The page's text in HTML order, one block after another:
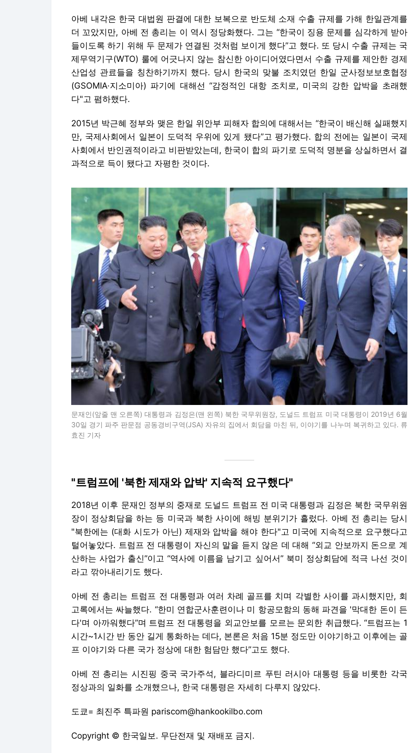
아베 내각은 한국 대법원 판결에 대한 보복으로 반도체 소재 수출 규제를 가해 한일관계를
더 꼬았지만, 아베 전 총리는 이 역시 정당화했다. 그는 “한국이 징용 문제를 심각하게 받아
들이도록 하기 위해 두 문제가 연결된 것처럼 보이게 했다”고 했다. 또 당시 수출 규제는 국
제무역기구(WTO) 룰에 어긋나지 않는 참신한 아이디어였다면서 수출 규제를 제안한 경제
산업성 관료들을 칭찬하기까지 했다. 당시 한국의 맞불 조치였던 한일 군사정보보호협정
(GSOMIA·지소미아) 파기에 대해선 “감정적인 대항 조치로, 미국의 강한 압박을 초래했
다"고 폄하했다.
2015년 박근혜 정부와 맺은 한일 위안부 피해자 합의에 대해서는 “한국이 배신해 실패했지
만, 국제사회에서 일본이 도덕적 우위에 있게 됐다”고 평가했다. 합의 전에는 일본이 국제
사회에서 반인권적이라고 비판받았는데, 한국이 합의 파기로 도덕적 명분을 상실하면서 결
과적으로 득이 됐다고 자평한 것이다.
문재인(앞줄 맨 오른쪽) 대통령과 김정은(맨 왼쪽) 북한 국무위원장, 도널드 트럼프 미국 대통령이 2019년 6월
30일 경기 파주 판문점 공동경비구역(JSA) 자유의 집에서 회담을 마친 뒤, 이야기를 나누며 복귀하고 있다. 류
효진 기자
"트럼프에 '북한 제재와 압박' 지속적 요구했다"
2018년 이후 문재인 정부의 중재로 도널드 트럼프 전 미국 대통령과 김정은 북한 국무위원
장이 정상회담을 하는 등 미국과 북한 사이에 해빙 분위기가 흘렀다. 아베 전 총리는 당시
"북한에는 (대화 시도가 아닌) 제재와 압박을 해야 한다"고 미국에 지속적으로 요구했다고
털어놓았다. 트럼프 전 대통령이 자신의 말을 듣지 않은 데 대해 “외교 안보까지 돈으로 계
산하는 사업가 출신”이고 “역사에 이름을 남기고 싶어서” 북미 정상회담에 적극 나선 것이
라고 깎아내리기도 했다.
아베 전 총리는 트럼프 전 대통령과 여러 차례 골프를 치며 각별한 사이를 과시했지만, 회
고록에서는 싸늘했다. “한미 연합군사훈련이나 미 항공모함의 동해 파견을 '막대한 돈이 든
다'며 아까워했다”며 트럼프 전 대통령을 외교안보를 모르는 문외한 취급했다. “트럼프는 1
시간~1시간 반 동안 길게 통화하는 데다, 본론은 처음 15분 정도만 이야기하고 이후에는 골
프 이야기와 다른 국가 정상에 대한 험담만 했다”고도 했다.
아베 전 총리는 시진핑 중국 국가주석, 블라디미르 푸틴 러시아 대통령 등을 비롯한 각국
정상과의 일화를 소개했으나, 한국 대통령은 자세히 다루지 않았다.
도쿄= 최진주 특파원 pariscom@hankookilbo.com
Copyright © 한국일보. 무단전재 및 재배포 금지.